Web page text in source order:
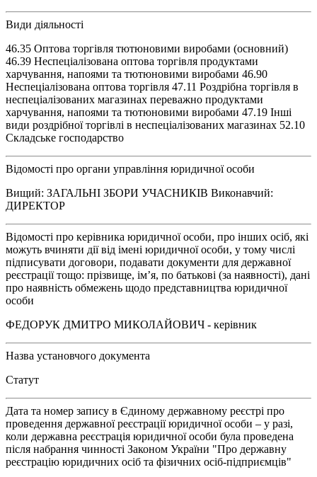
Види діяльності
46.35 Оптова торгівля тютюновими виробами (основний)
46.39 Неспеціалізована оптова торгівля продуктами
харчування, напоями та тютюновими виробами 46.90
Неспеціалізована оптова торгівля 47.11 Роздрібна торгівля в
неспеціалізованих магазинах переважно продуктами
харчування, напоями та тютюновими виробами 47.19 Інші
види роздрібної торгівлі в неспеціалізованих магазинах 52.10
Складське господарство
Відомості про органи управління юридичної особи
Вищий: ЗАГАЛЬНІ ЗБОРИ УЧАСНИКІВ Виконавчий:
ДИРЕКТОР
Відомості про керівника юридичної особи, про інших осіб, які
можуть вчиняти дії від імені юридичної особи, у тому числі
підписувати договори, подавати документи для державної
реєстрації тощо: прізвище, ім’я, по батькові (за наявності), дані
про наявність обмежень щодо представництва юридичної
особи
ФЕДОРУК ДМИТРО МИКОЛАЙОВИЧ - керівник
Назва установчого документа
Статут
Дата та номер запису в Єдиному державному реєстрі про
проведення державної реєстрації юридичної особи – у разі,
коли державна реєстрація юридичної особи була проведена
після набрання чинності Законом України "Про державну
реєстрацію юридичних осіб та фізичних осіб-підприємців"